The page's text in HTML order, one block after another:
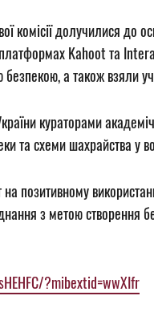
комісії долучилися до
Kahoot та
а також взяли
кураторами
та схеми шахрайства у
позитивному
з метою створення
?mibextid=wwXIfr